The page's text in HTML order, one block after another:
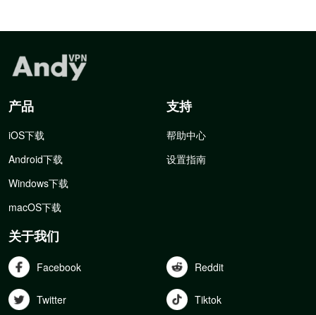
产品
iOS下载
Android下载
Windows下载
macOS下载
支持
帮助中心
设置指南
关于我们
Facebook Reddit
Twitter Tiktok